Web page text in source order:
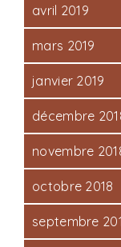
avril 2019
mars 2019
janvier 2019
décembre
novembre
octobre 2018
septembre